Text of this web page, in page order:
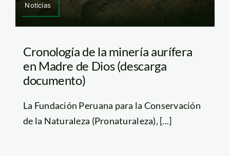
Noticias
Cronología de la minería aurífera
en Madre de Dios (descarga
documento)
La Fundación Peruana para la Conservación
de la Naturaleza (Pronaturaleza), [...]